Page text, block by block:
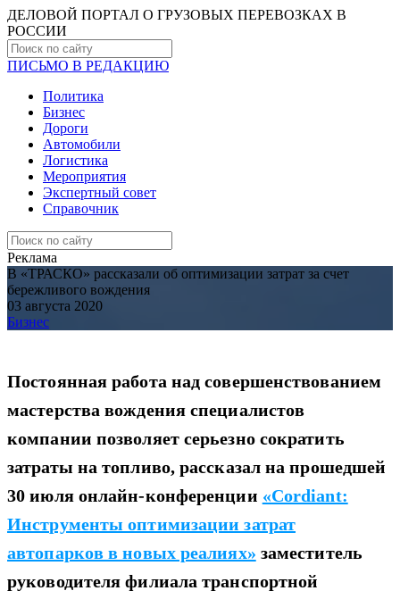
ДЕЛОВОЙ ПОРТАЛ О ГРУЗОВЫХ ПЕРЕВОЗКАХ В
РОCСИИ
ПИСЬМО В РЕДАКЦИЮ
Политика
Бизнес
Дороги
Автомобили
Логистика
Мероприятия
Экспертный совет
Справочник
Реклама
В «ТРАСКО» рассказали об оптимизации затрат за счет
бережливого вождения
03 августа 2020
Бизнес
Постоянная работа над совершенствованием
мастерства вождения специалистов
компании позволяет серьезно сократить
затраты на топливо, рассказал на прошедшей
30 июля онлайн-конференции «Cordiant:
Инструменты оптимизации затрат
автопарков в новых реалиях» заместитель
руководителя филиала транспортной